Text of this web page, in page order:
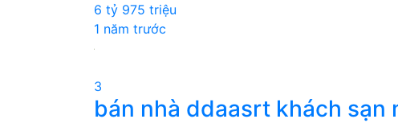
6 tỷ 975 triệu
1 năm trước
3
bán nhà ddaasrt khách sạn